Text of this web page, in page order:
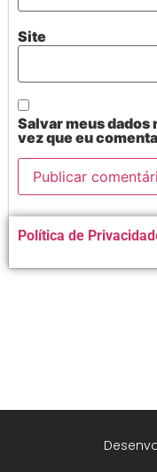
Site
Salvar meus dados
vez que eu
Alternative:
Política de